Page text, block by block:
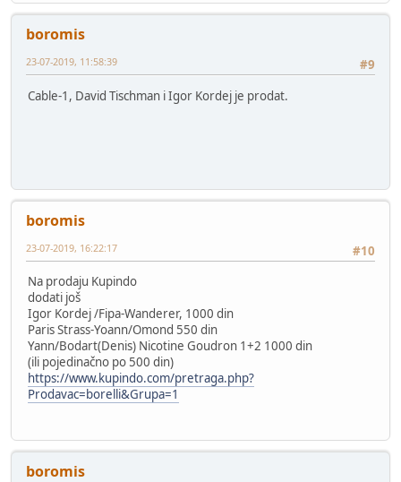
boromis
#9
23-07-2019, 11:58:39
Cable-1, David Tischman i Igor Kordej je prodat.
boromis
#10
23-07-2019, 16:22:17
Na prodaju Kupindo
dodati još
Igor Kordej /Fipa-Wanderer, 1000 din
Paris Strass-Yoann/Omond 550 din
Yann/Bodart(Denis) Nicotine Goudron 1+2 1000 din
(ili pojedinačno po 500 din)
https://www.kupindo.com/pretraga.php?
Prodavac=borelli&Grupa=1
boromis